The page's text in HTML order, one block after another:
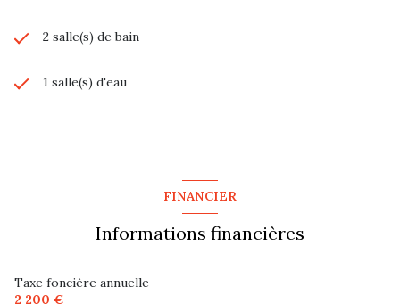
2 salle(s) de bain
1 salle(s) d'eau
Chauffage individuel : radiateur (gaz)
FINANCIER
Informations financières
Taxe foncière annuelle
2 200 €